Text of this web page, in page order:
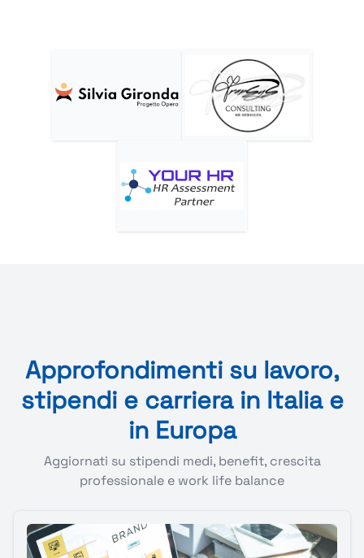
Approfondimenti su lavoro,
stipendi e carriera in Italia e
in Europa
Aggiornati su stipendi medi, benefit, crescita
professionale e work life balance